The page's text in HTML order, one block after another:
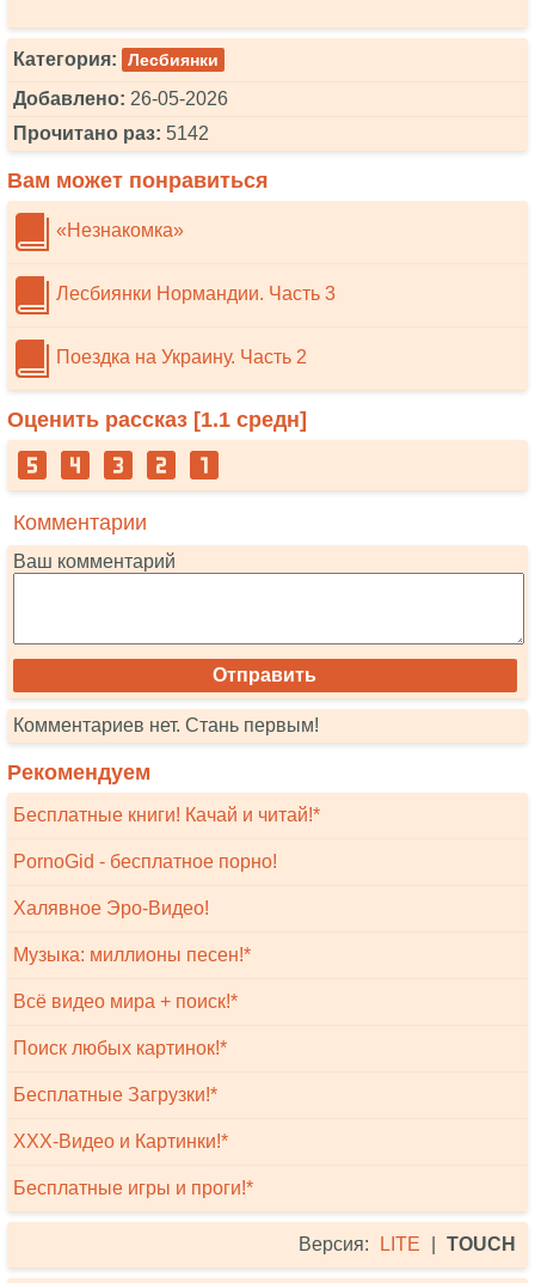
Категория: Лесбиянки
Добавлено: 26-05-2026
Прочитано раз: 5142
Вам может понравиться
«Незнакомка»
Лесбиянки Нормандии. Часть 3
Поездка на Украину. Часть 2
Оценить рассказ [1.1 средн]
Комментарии
Ваш комментарий
Комментариев нет. Стань первым!
Рекомендуем
Бесплатные книги! Качай и читай!*
PornoGid - бесплатное порно!
Халявное Эро-Видео!
Музыка: миллионы песен!*
Всё видео мира + поиск!*
Поиск любых картинок!*
Бесплатные Загрузки!*
XXX-Видео и Картинки!*
Бесплатные игры и проги!*
Версия: LITE TOUCH